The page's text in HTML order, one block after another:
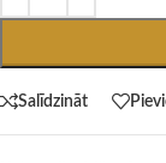
Salīdzināt